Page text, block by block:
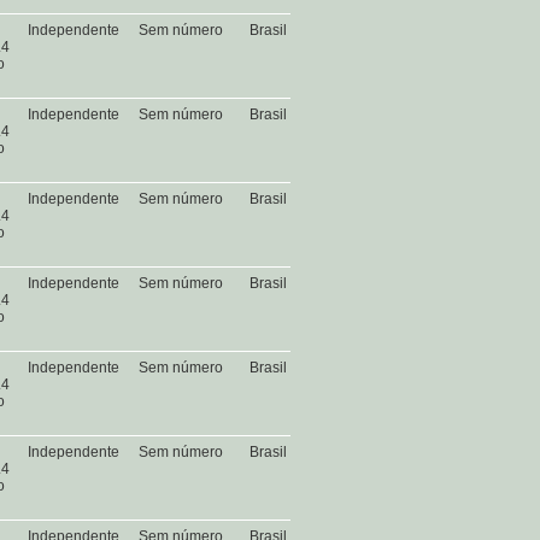
Independente Sem número Brasil
Independente Sem número Brasil
Independente Sem número Brasil
Independente Sem número Brasil
Independente Sem número Brasil
Independente Sem número Brasil